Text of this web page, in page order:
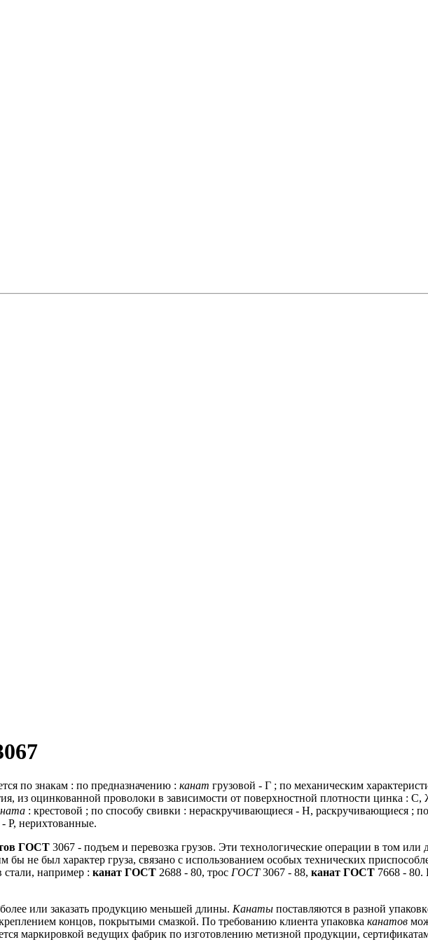
по знакам : по предназначению : канат грузовой - Г ; по механическим
из оцинкованной проволоки в зависимости от поверхностной плотности цинка : С,
: крестовой ; по способу свивки : нераскручивающиеся - Н, раскручивающиеся ;
Р, нерихтованные.
ГОСТ 3067 - подъем и перевозка грузов. Эти технологические операции в том или
не был характер груза, связано с использованием особых технических
стали, например : канат ГОСТ 2688 - 80, трос ГОСТ3067 - 88, канат ГОСТ 7668 - 80.
или заказать продукцию меньшей длины. Канаты поставляются в разной
концов, покрытыми смазкой. По требованию клиента упаковка канатов
маркировкой ведущих фабрик по изготовлению метизной продукции,